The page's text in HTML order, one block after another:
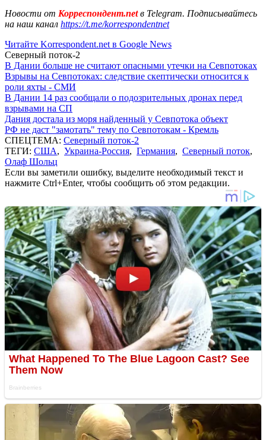
Новости от Корреспондент.netв Telegram. Подписывайтесь
на наш канал https://t.me/korrespondentnet
Читайте Korrespondent.net в Google News
Северный поток-2
В Дании больше не считают опасными утечки на Севпотоках
Взрывы на Севпотоках: следствие скептически относится к
роли яхты - СМИ
В Дании 14 раз сообщали о подозрительных дронах перед
взрывами на СП
Дания достала из моря найденный у Севпотока объект
РФ не даст "замотать" тему по Севпотокам - Кремль
СПЕЦТЕМА: Северный поток-2
ТЕГИ: США, Украина-Россия, Германия, Северный поток,
Олаф Шольц
Если вы заметили ошибку, выделите необходимый текст и
нажмите Ctrl+Enter, чтобы сообщить об этом редакции.